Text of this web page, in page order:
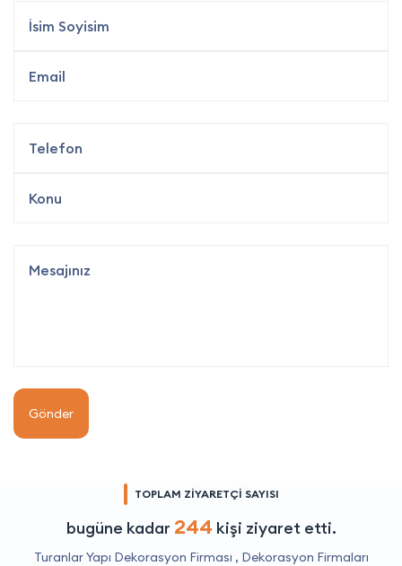
Gönder
TOPLAM ZİYARETÇİ SAYISI
bugüne kadar 244 kişi ziyaret etti.
Turanlar Yapı Dekorasyon Firması , Dekorasyon Firmaları